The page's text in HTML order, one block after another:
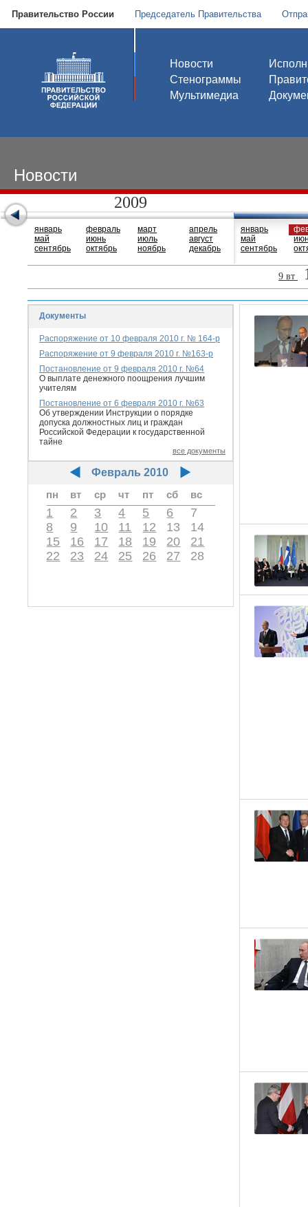
Правительство России Председатель Правительства
Новости
Стенограммы
Мультимедиа
Новости
2009
январь
май
сентябрь
февраль
июнь
октябрь
март
июль
ноябрь
апрель
август
декабрь
январь
май
сентябрь
9 вт
Документы
Распоряжение от 10 февраля 2010 г. № 164-р
Распоряжение от 9 февраля 2010 г. №163-р
Постановление от 9 февраля 2010 г. №64
О выплате денежного поощрения лучшим
учителям
Постановление от 6 февраля 2010 г. №63
Об утверждении Инструкции о порядке
допуска должностных лиц и граждан
Российской Федерации к государственной
тайне
все документы
Февраль 2010
пн
вт ср чт пт сб вс
1 2 3 4 5 6
7
8
9 10 11 12 13
14
15
16 17 18 19 20
21
22
23 24 25 26 27 28